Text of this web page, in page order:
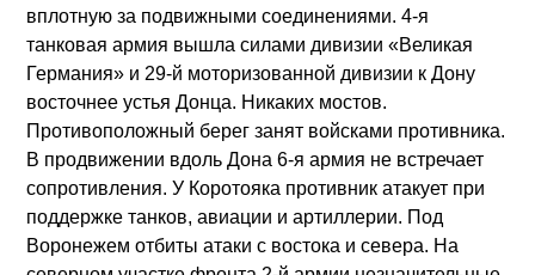
вплотную за подвижными соединениями. 4-я
танковая армия вышла силами дивизии «Великая
Германия» и 29-й моторизованной дивизии к Дону
восточнее устья Донца. Никаких мостов.
Противоположный берег занят войсками противника.
В продвижении вдоль Дона 6-я армия не встречает
сопротивления. У Коротояка противник атакует при
поддержке танков, авиации и артиллерии. Под
Воронежем отбиты атаки с востока и севера. На